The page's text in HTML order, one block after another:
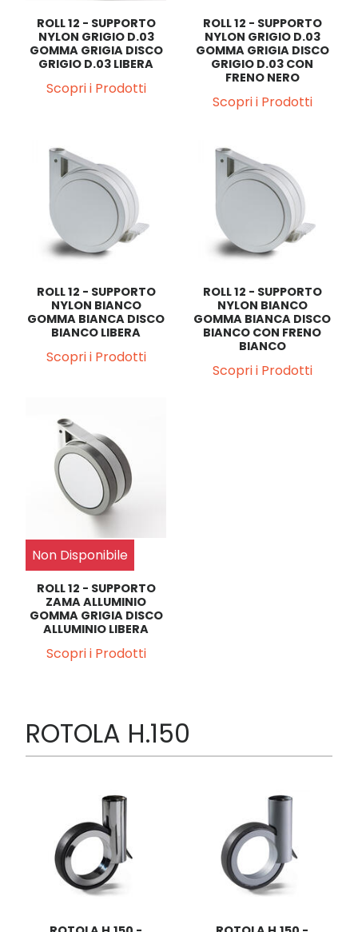
ROLL 12 - SUPPORTO
NYLON GRIGIO D.03
GOMMA GRIGIA DISCO
GRIGIO D.03 LIBERA
Scopri i Prodotti
ROLL 12 - SUPPORTO
NYLON GRIGIO D.03
GOMMA GRIGIA DISCO
GRIGIO D.03 CON
FRENO NERO
Scopri i Prodotti
ROLL 12 - SUPPORTO
NYLON BIANCO
GOMMA BIANCA DISCO
BIANCO LIBERA
Scopri i Prodotti
ROLL 12 - SUPPORTO
NYLON BIANCO
GOMMA BIANCA DISCO
BIANCO CON FRENO
BIANCO
Scopri i Prodotti
Non Disponibile
ROLL 12 - SUPPORTO
ZAMA ALLUMINIO
GOMMA GRIGIA DISCO
ALLUMINIO LIBERA
Scopri i Prodotti
ROTOLA H.150